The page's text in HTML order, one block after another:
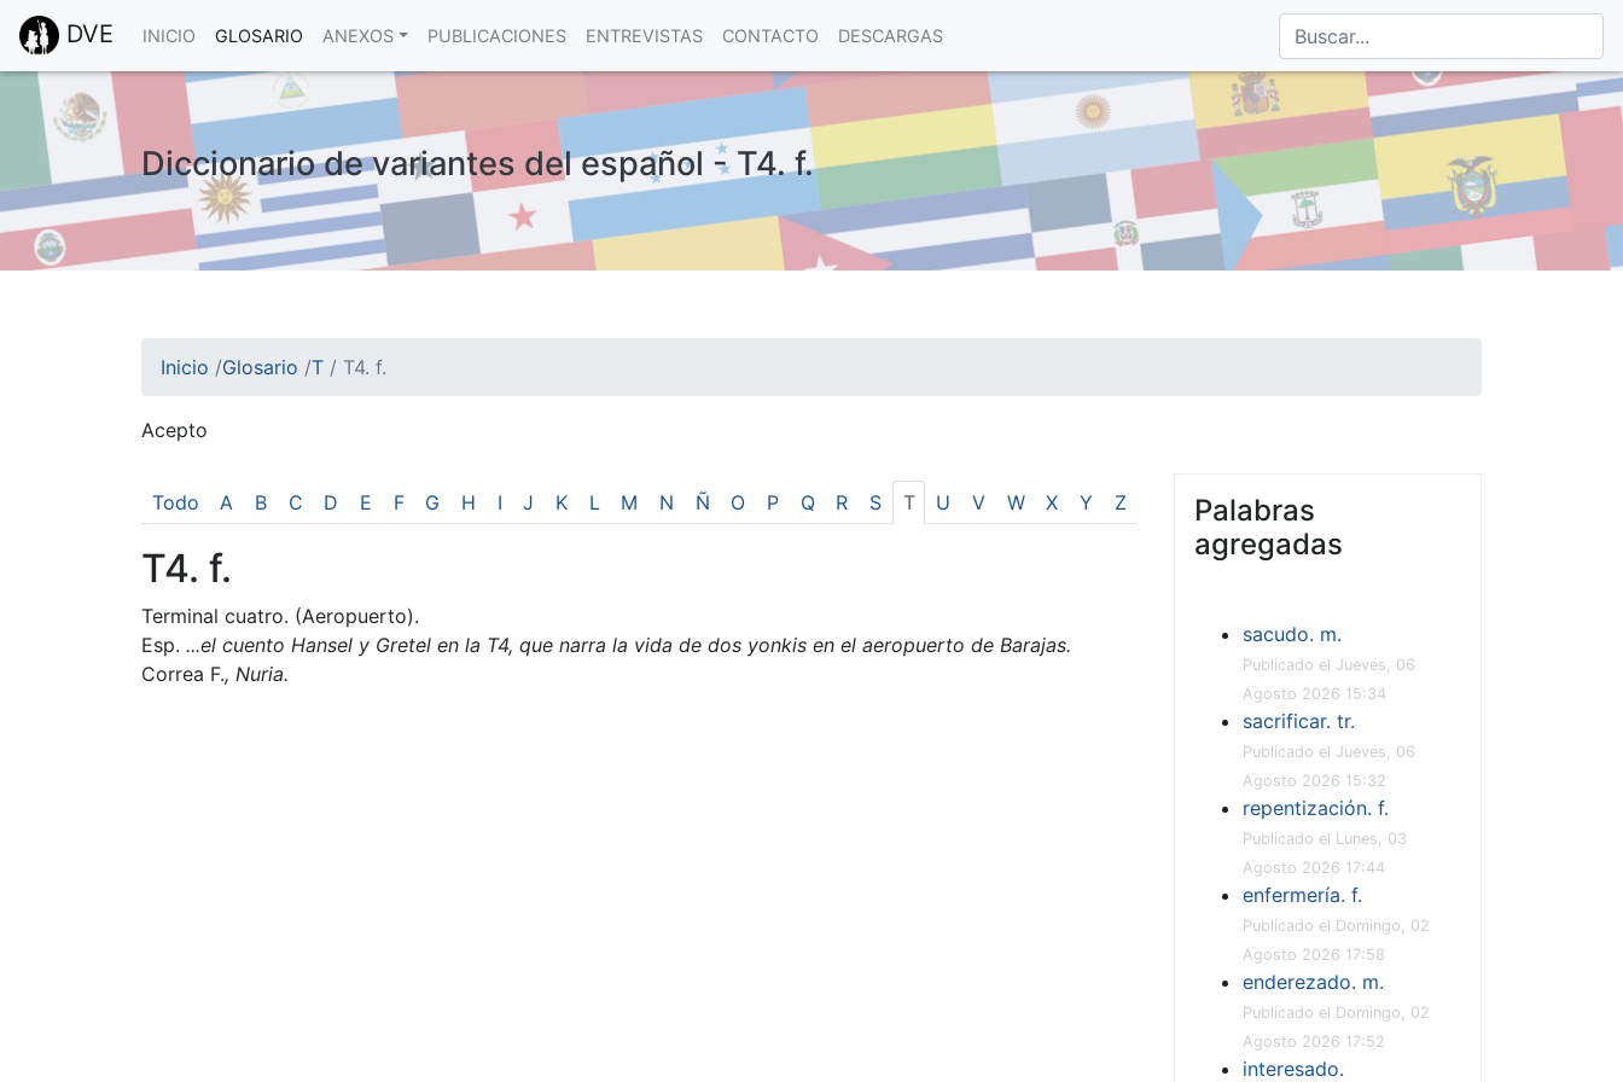
DVE INICIO GLOSARIO ANEXOS PUBLICACIONES ENTREVISTAS CONTACTO DESCARGAS
Diccionario de variantes del español - T4. f.
Inicio /Glosario /T / T4. f.
Acepto
Todo A B C D E F G H I J K L M N Ñ O P Q R S T U V W X Y Z
T4. f.
Terminal cuatro. (Aeropuerto).
Esp. ...el cuento Hansel y Gretel en la T4, que narra la vida de dos yonkis en el aeropuerto de Barajas.
Correa F., Nuria.
Palabras
agregadas
sacudo. m.
Publicado el Jueves, 06
Agosto 2026 15:34
sacrificar. tr.
Publicado el Jueves, 06
Agosto 2026 15:32
repentización. f.
Publicado el Lunes, 03
Agosto 2026 17:44
enfermería. f.
Publicado el Domingo, 02
Agosto 2026 17:58
enderezado. m.
Publicado el Domingo, 02
Agosto 2026 17:52
interesado.